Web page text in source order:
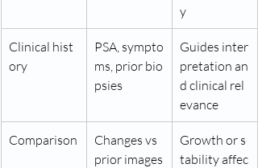
y
Clinical hist
ory
PSA, sympto
ms, prior bio
psies
Guides inter
pretation an
d clinical rel
evance
Comparison
Changes vs
prior images
Growth or s
tability affec